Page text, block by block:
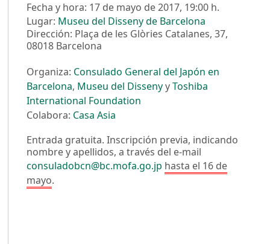
Fecha y hora: 17 de mayo de 2017, 19:00 h.
Lugar: Museu del Disseny de Barcelona
Dirección: Plaça de les Glòries Catalanes, 37,
08018 Barcelona
Organiza: Consulado General del Japón en
Barcelona, Museu del DissenyyToshiba
International Foundation
Colabora: Casa Asia
Entrada gratuita. Inscripción previa, indicando
nombre y apellidos, a través del e-mail
consuladobcn@bc.mofa.go.jp hasta el 16 de
mayo.